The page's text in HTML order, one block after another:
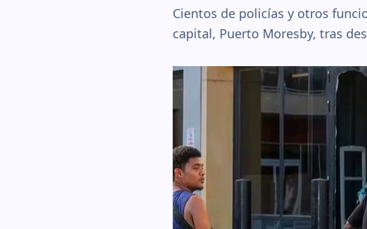
Cientos de policías y otros
capital, Puerto Moresby, tras